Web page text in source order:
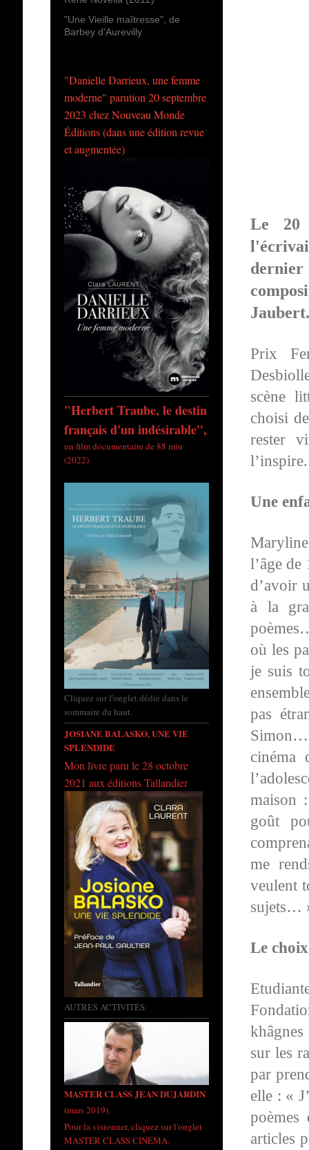
Le 20
Prix
scène
choisi
rester
l’inspire.
Une
l’âge de
d’avoir
à la
où les
je suis
pas
Simon…
cinéma
maison
goût
me
veulent
sujets…
Le
sur les
par
elle : «
articles
"Une Vieille maîtresse", de
Barbey d'Aurevilly
"Danielle Darrieux, une femme
moderne" parution 20 septembre
2023 chez Nouveau Monde
Éditions (dans une édition revue
et augmentée)
"Herbert Traube, le destin
français d'un indésirable",
un film documentaire de 88 min
(2022)
Cliquez sur l'onglet dédié dans le
sommaire du haut.
JOSIANE BALASKO, UNE VIE
SPLENDIDE
Mon livre paru le 28 octobre
2021 aux éditions Tallandier
AUTRES ACTIVITÉS:
MASTER CLASS JEAN DUJARDIN
(mars 2019).
Pour la visionner, cliquez sur l'onglet
MASTER CLASS CINÉMA.